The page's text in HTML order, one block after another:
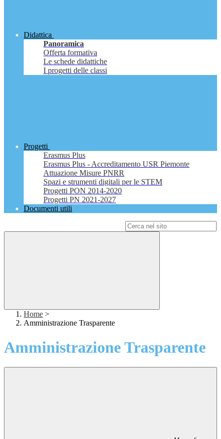
Didattica
Panoramica
Offerta formativa
Le schede didattiche
I progetti delle classi
Progetti
Erasmus Plus
Erasmus Plus - Accreditamento USR Piemonte
Attuazione Misure PNRR
Spazi e strumenti digitali per le STEM
Progetti PON 2014-2020
Progetti PN 2021-2027
Documenti utili
Home >
Amministrazione Trasparente
Amministrazione Trasparente